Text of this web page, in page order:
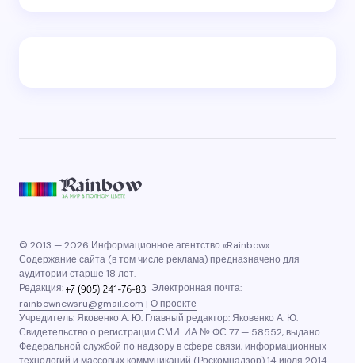
© 2013 — 2026 Информационное агентство «Rainbow».
Содержание сайта (в том числе реклама) предназначено для
аудитории старше 18 лет.
Редакция:
Электронная почта:
rainbownewsru@gmail.com | О проекте
Учредитель: Яковенко А. Ю. Главный редактор: Яковенко А. Ю.
Свидетельство о регистрации СМИ: ИА № ФС 77 — 58552, выдано
Федеральной службой по надзору в сфере связи, информационных